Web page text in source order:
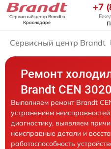
Сервисный центр Brandtв
Краснодаре
+7
Сервисный центр Brandt
Ремонт
Brandt CEN
Выполняем ремонт Brandt
устранением
диагностику, выявляем
неисправные детали и
работоспособность